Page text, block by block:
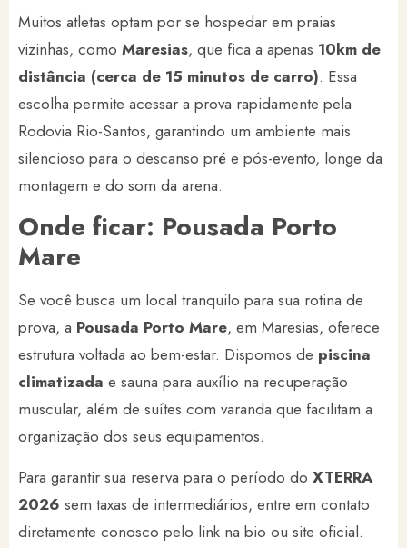
Muitos atletas optam por se hospedar em praias
vizinhas, como Maresias, que fica a apenas 10km de
distância (cerca de 15 minutos de carro). Essa
escolha permite acessar a prova rapidamente pela
Rodovia Rio-Santos, garantindo um ambiente mais
silencioso para o descanso pré e pós-evento, longe da
montagem e do som da arena.
Onde ficar: Pousada Porto
Mare
Se você busca um local tranquilo para sua rotina de
prova, a Pousada Porto Mare, em Maresias, oferece
estrutura voltada ao bem-estar. Dispomos de piscina
climatizada e sauna para auxílio na recuperação
muscular, além de suítes com varanda que facilitam a
organização dos seus equipamentos.
Para garantir sua reserva para o período do XTERRA
2026 sem taxas de intermediários, entre em contato
diretamente conosco pelo link na bio ou site oficial.